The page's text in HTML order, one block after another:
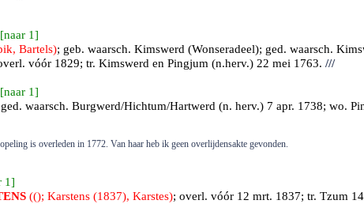
naar 1]
Bartels); geb. waarsch. Kimswerd (Wonseradeel); ged. waarsch.
vóór 1829; tr. Kimswerd en Pingjum (n.herv.) 22 mei 1763. ///
naar 1]
waarsch. Burgwerd/Hichtum/Hartwerd (n. herv.) 7 apr. 1738; wo.
is overleden in 1772. Van haar heb ik geen overlijdensakte gevonden.
1]
((); Karstens (1837), Karstes); overl. vóór 12 mrt. 1837; tr. Tzum